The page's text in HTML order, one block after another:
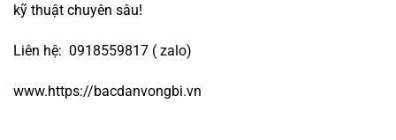
kỹ thuật chuyên sâu!
Liên hệ: 0918559817 ( zalo)
www.https://bacdanvongbi.vn